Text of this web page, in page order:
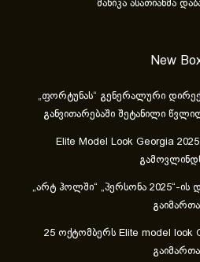
მანიკა ასათიანმა
New
„ფორტუნას“ გენერალური
განვითარებაში შეტანილი
Elite Model Look Georgia
„არტ ჰოლში“ „პერსონა 2025“-ის
გაიმართა
25 ოქტომბერს Elite model look
გაიმართა